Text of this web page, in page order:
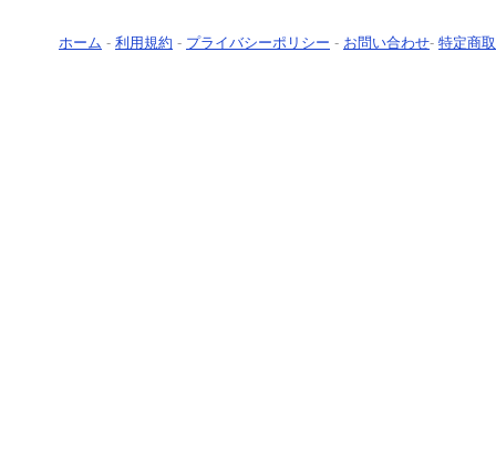
ホーム - 利用規約 - プライバシーポリシー - お問い合わせ- 特定商